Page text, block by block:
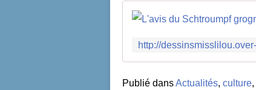
Publié dansActualités, culture,